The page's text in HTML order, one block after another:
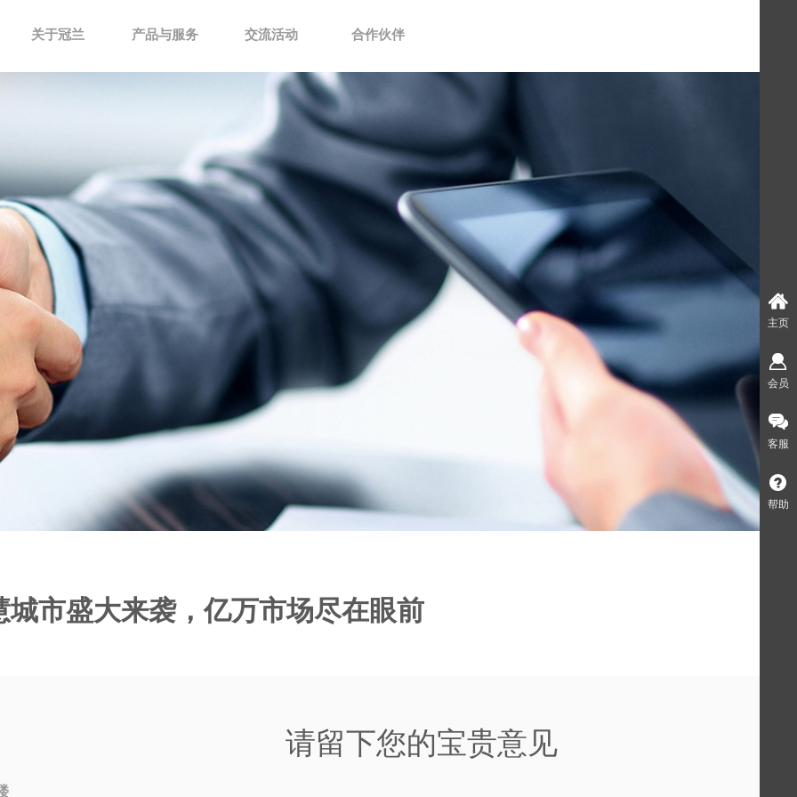
关于冠兰 产品与服务 交流活动 合作伙伴
城市盛大来袭，亿万市场尽在眼前
请留下您的宝贵意见
主页
会员
客服
帮助